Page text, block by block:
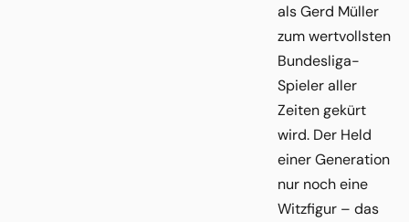
als Gerd Müller
zum wertvollsten
Bundesliga-
Spieler aller
Zeiten gekürt
wird. Der Held
einer Generation
nur noch eine
Witzfigur – das